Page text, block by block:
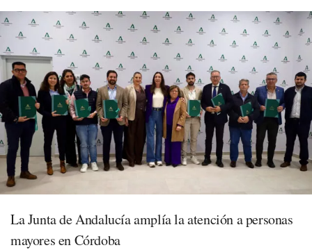
La Junta de Andalucía amplía la atención a personas
mayores en Córdoba